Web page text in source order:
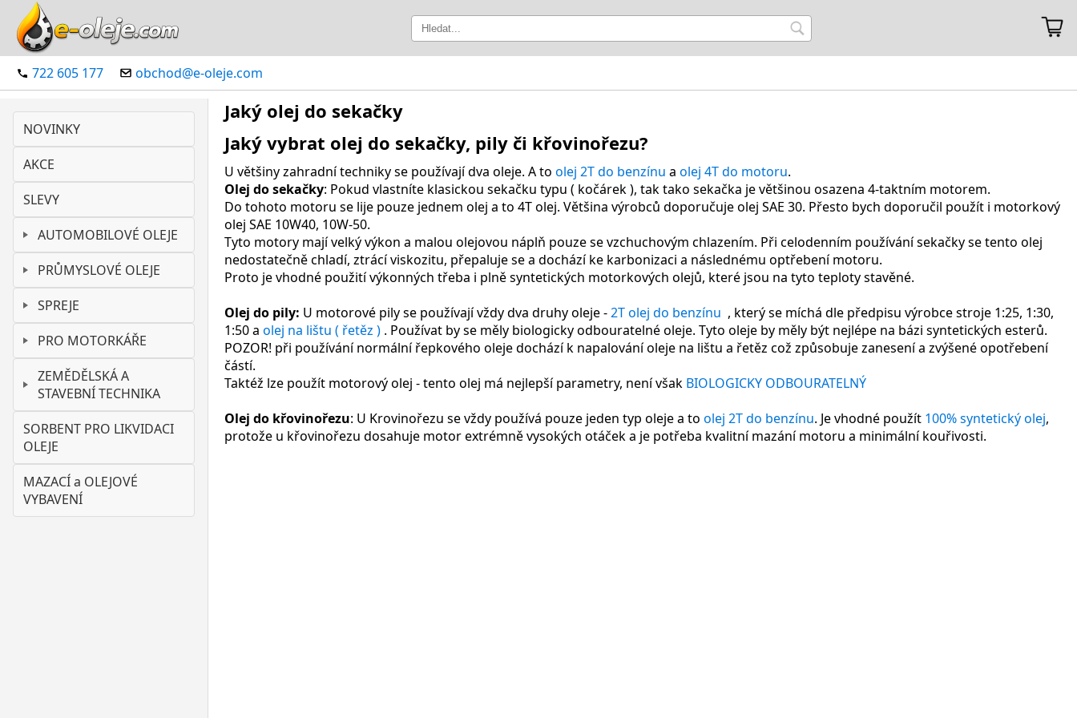
722 605 177 obchod@e-oleje.com
NOVINKY
AKCE
SLEVY
AUTOMOBILOVÉ OLEJE
PRŮMYSLOVÉ OLEJE
SPREJE
PRO MOTORKÁŘE
ZEMĚDĚLSKÁ A
STAVEBNÍ TECHNIKA
SORBENT PRO LIKVIDACI
OLEJE
MAZACÍ a OLEJOVÉ
VYBAVENÍ
Jaký olej do sekačky
Jaký vybrat olej do sekačky, pily či křovinořezu?
U většiny zahradní techniky se používají dva oleje. A to olej 2T do benzínu a olej 4T do motoru.
Olej do sekačky: Pokud vlastníte klasickou sekačku typu ( kočárek ), tak tako sekačka je většinou osazena 4-taktním motorem.
Do tohoto motoru se lije pouze jednem olej a to 4T olej. Většina výrobců doporučuje olej SAE 30. Přesto bych doporučil použít i motorkový
olej SAE 10W40, 10W-50.
Tyto motory mají velký výkon a malou olejovou náplň pouze se vzchuchovým chlazením. Při celodenním používání sekačky se tento olej
nedostatečně chladí, ztrácí viskozitu, přepaluje se a dochází ke karbonizaci a následnému optřebení motoru.
Proto je vhodné použití výkonných třeba i plně syntetických motorkových olejů, které jsou na tyto teploty stavěné.
Olej do pily: U motorové pily se používají vždy dva druhy oleje -2T olej do benzínu , který se míchá dle předpisu výrobce stroje 1:25, 1:30,
1:50 a olej na lištu ( řetěz ) . Používat by se měly biologicky odbouratelné oleje. Tyto oleje by měly být nejlépe na bázi syntetických esterů.
POZOR! při používání normální řepkového oleje dochází k napalování oleje na lištu a řetěz což způsobuje zanesení a zvýšené opotřebení
částí.
Taktéž lze použít motorový olej - tento olej má nejlepší parametry, není však BIOLOGICKY ODBOURATELNÝ
Olej do křovinořezu: U Krovinořezu se vždy používá pouze jeden typ oleje a to olej 2T do benzínu. Je vhodné použít 100% syntetický olej,
protože u křovinořezu dosahuje motor extrémně vysokých otáček a je potřeba kvalitní mazání motoru a minimální kouřivosti.